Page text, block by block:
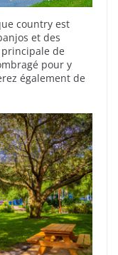
country est
et des
de
pour y
également de